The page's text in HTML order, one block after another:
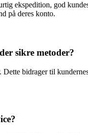
ekspedition, god
på deres konto.
sikre metoder?
bidrager til